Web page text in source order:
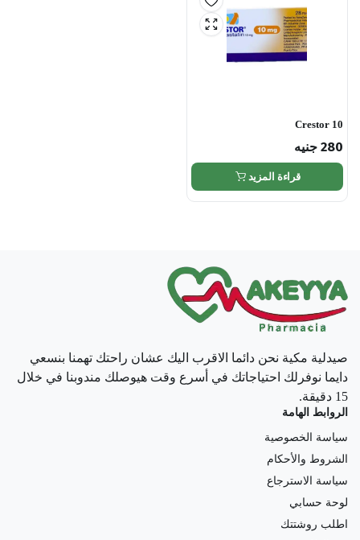
Crestor 10
280 جنيه
قراءة المزيد
صيدلية مكية نحن دائما الاقرب اليك عشان راحتك تهمنا بنسعي
دايما نوفرلك احتياجاتك في أسرع وقت هيوصلك مندوبنا في خلال
15 دقيقة.
الروابط الهامة
سياسة الخصوصية
الشروط والأحكام
سياسة الاسترجاع
لوحة حسابي
اطلب روشتتك